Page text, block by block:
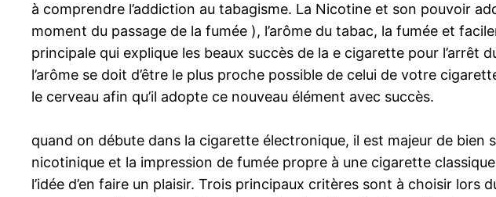
à comprendre l’addiction au tabagisme. La Nicotine et son pouvoir
moment du passage de la fumée ), l’arôme du tabac, la fumée et
principale qui explique les beaux succès de la e cigarette pour l’arrêt
l’arôme se doit d’être le plus proche possible de celui de votre
le cerveau afin qu’il adopte ce nouveau élément avec succès.
quand on débute dans la cigarette électronique, il est majeur de
nicotinique et la impression de fumée propre à une cigarette
l’idée d’en faire un plaisir. Trois principaux critères sont à choisir lors